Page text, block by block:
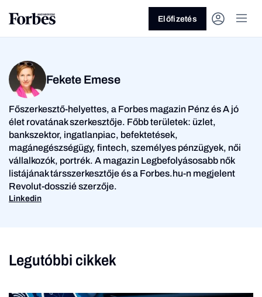
Vagy fedezze fel
Üzlet Pénz
Előfizetés
Fekete Emese
Főszerkesztő-helyettes, a Forbes magazin Pénz és A jó
élet rovatának szerkesztője. Főbb területek: üzlet,
bankszektor, ingatlanpiac, befektetések,
magánegészségügy, fintech, személyes pénzügyek, női
vállalkozók, portrék. A magazin Legbefolyásosabb nők
listájának társszerkesztője és a Forbes.hu-n megjelent
Revolut-dosszié szerzője.
Linkedin
Legutóbbi cikkek